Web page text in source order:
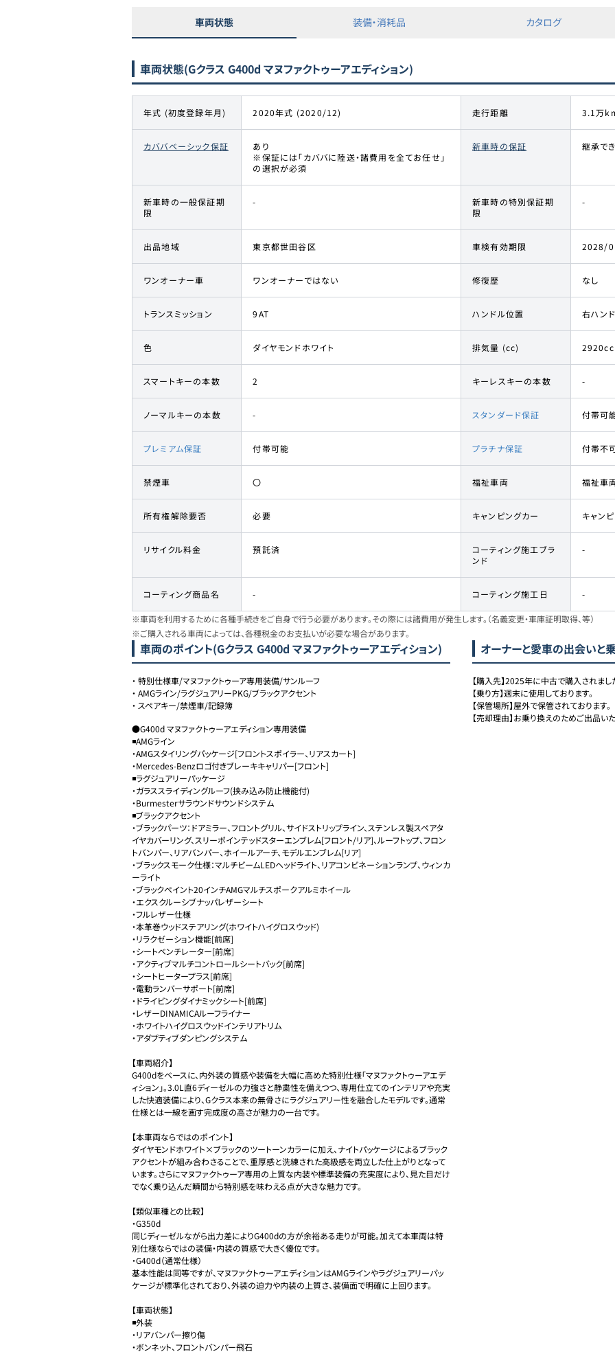
車両状態 装備・消耗品 カタログ
車両状態(Gクラス G400d マヌファクトゥーアエディション)
年式 (初度登録年月) 2020年式 (2020/12) 走行距離 3.1万
カババベーシック保証
あり
※保証には「カババに陸送・諸費用を全てお任せ」
の選択が必須
新車時の保証 継承で
新車時の一般保証期
限
-
新車時の特別保証期
限
-
出品地域 東京都世田谷区 車検有効期限 2028/
ワンオーナー車 ワンオーナーではない 修復歴 なし
トランスミッション 9AT ハンドル位置 右ハン
色 ダイヤモンドホワイト 排気量 (cc) 2920cc
スマートキーの本数 2 キーレスキーの本数 -
ノーマルキーの本数 - スタンダード保証 付帯可
プレミアム保証 付帯可能 プラチナ保証 付帯不
禁煙車 〇 福祉車両 福祉車
所有権解除要否 必要 キャンピングカー キャン
リサイクル料金 預託済
コーティング施工ブラ
ンド
-
コーティング商品名 - コーティング施工日 -
※車両を利用するために各種手続きをご自身で行う必要があります。その際には諸費用が発生します。（名義変更・車庫証明取得、等）
※ご購入される車両によっては、各種税金のお支払いが必要な場合があります。
車両のポイント(Gクラス G400d マヌファクトゥーアエディション)
・ 特別仕様車/マヌファクトゥーア専用装備/サンルーフ
・ AMGライン/ラグジュアリーPKG/ブラックアクセント
・ スペアキー/禁煙車/記録簿
●G400d マヌファクトゥーアエディション専用装備
◾️AMGライン
・AMGスタイリングパッケージ[フロントスポイラー、リアスカート]
・Mercedes-Benzロゴ付きブレーキキャリパー[フロント]
◾️ラグジュアリーパッケージ
・ガラススライディングルーフ(挟み込み防止機能付)
・Burmesterサラウンドサウンドシステム
◾️ブラックアクセント
・ブラックパーツ：ドアミラー、フロントグリル、サイドストリップライン、ステンレス製スペアタ
イヤカバーリング、スリーポインテッドスターエンブレム[フロント/リア]、ルーフトップ、フロン
トバンパー、リアバンパー、ホイールアーチ、モデルエンブレム[リア]
・ブラックスモーク仕様：マルチビームLEDヘッドライト、リアコンビネーションランプ、ウィンカ
ーライト
・ブラックペイント20インチAMGマルチスポークアルミホイール
・エクスクルーシブナッパレザーシート
・フルレザー仕様
・本革巻ウッドステアリング(ホワイトハイグロスウッド)
・リラクゼーション機能[前席]
・シートベンチレーター[前席]
・アクティブマルチコントロールシートバック[前席]
・シートヒータープラス[前席]
・電動ランバーサポート[前席]
・ドライビングダイナミックシート[前席]
・レザーDINAMICAルーフライナー
・ホワイトハイグロスウッドインテリアトリム
・アダプティブダンピングシステム
【車両紹介】
G400dをベースに、内外装の質感や装備を大幅に高めた特別仕様「マヌファクトゥーアエデ
ィション」。3.0L直6ディーゼルの力強さと静粛性を備えつつ、専用仕立てのインテリアや充実
した快適装備により、Gクラス本来の無骨さにラグジュアリー性を融合したモデルです。通常
仕様とは一線を画す完成度の高さが魅力の一台です。
【本車両ならではのポイント】
ダイヤモンドホワイト×ブラックのツートーンカラーに加え、ナイトパッケージによるブラック
アクセントが組み合わさることで、重厚感と洗練された高級感を両立した仕上がりとなって
います。さらにマヌファクトゥーア専用の上質な内装や標準装備の充実度により、見た目だけ
でなく乗り込んだ瞬間から特別感を味わえる点が大きな魅力です。
【類似車種との比較】
・G350d
同じディーゼルながら出力差によりG400dの方が余裕ある走りが可能。加えて本車両は特
別仕様ならではの装備・内装の質感で大きく優位です。
・G400d（通常仕様）
基本性能は同等ですが、マヌファクトゥーアエディションはAMGラインやラグジュアリーパッ
ケージが標準化されており、外装の迫力や内装の上質さ、装備面で明確に上回ります。
【車両状態】
◾️外装
・リアバンパー擦り傷
・ボンネット、フロントバンパー飛石
オーナーと愛車の出会いと
【購入先】2025年に中古で購入されまし
【乗り方】週末に使用しております。
【保管場所】屋外で保管されております。
【売却理由】お乗り換えのためご出品いた